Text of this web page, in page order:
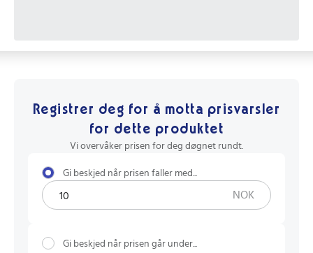
Registrer deg for å motta prisvarsler
for dette produktet
Vi overvåker prisen for deg døgnet rundt.
Gi beskjed når prisen faller med...
NOK
Gi beskjed når prisen går under...